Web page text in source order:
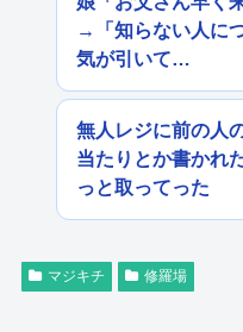
→「知らない人に
気が引いて…
無人レジに前の人
当たりとか書かれ
っと取ってった
マジキチ 修羅場